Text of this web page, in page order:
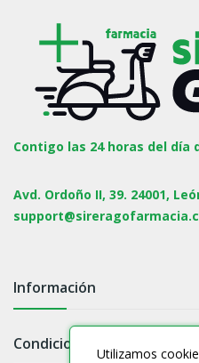
Contigo las 24 horas del día
Avd. Ordoño II, 39. 24001,
Información
Condiciones
Utilizamos